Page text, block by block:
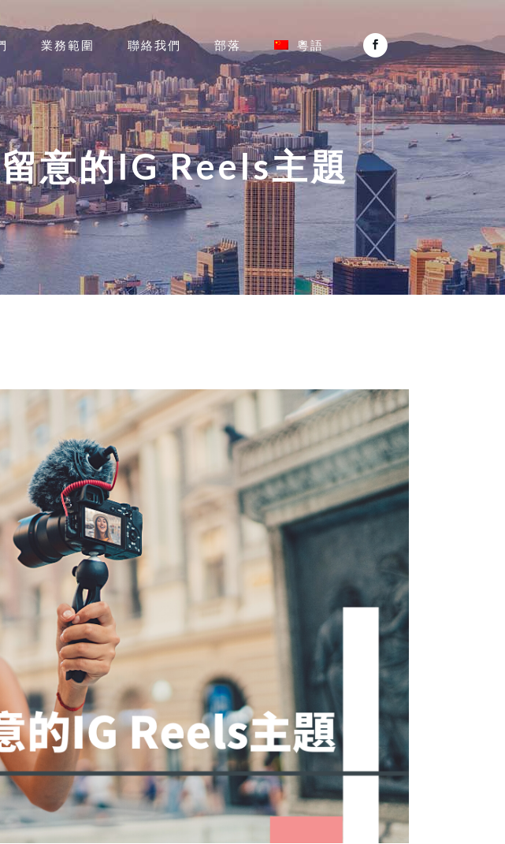
業務範圍 聯絡我們 部落 粵語
意的IG Reels主題